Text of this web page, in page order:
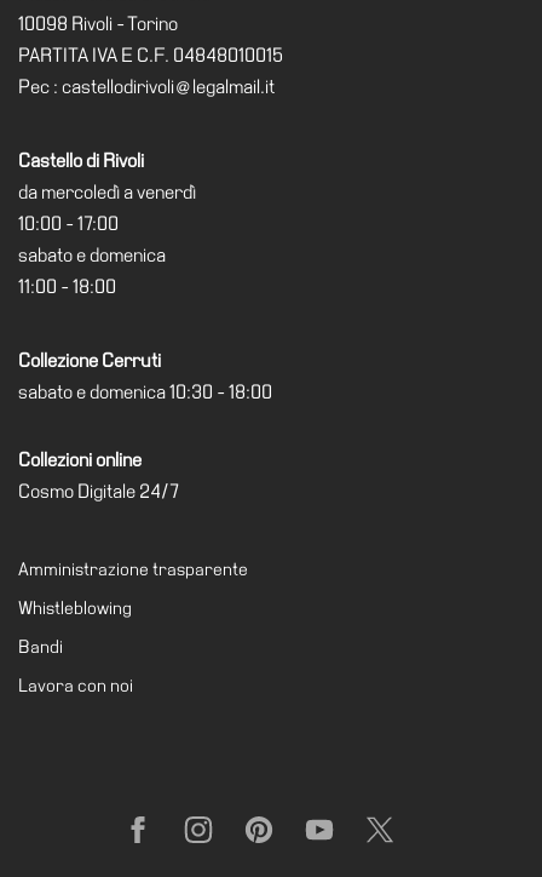
10098 Rivoli - Torino
PARTITA IVA E C.F. 04848010015
Pec : castellodirivoli@legalmail.it
Castello di Rivoli
da mercoledì a venerdì
10:00 - 17:00
sabato e domenica
11:00 - 18:00
Collezione Cerruti
sabato e domenica 10:30 - 18:00
Collezioni online
Cosmo Digitale 24/7
Amministrazione trasparente
Whistleblowing
Bandi
Lavora con noi
FacebookInstagramPinterestYouTube X